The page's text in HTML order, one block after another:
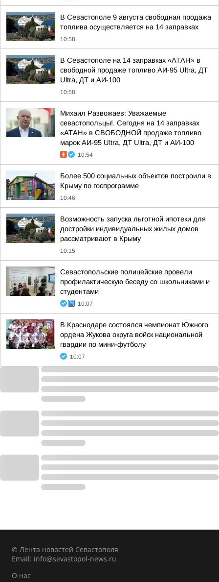
В Севастополе 9 августа свободная продажа
топлива осуществляется на 14 заправках
10:58
В Севастополе на 14 заправках «АТАН» в
свободной продаже топливо АИ-95 Ultra, ДТ
Ultra, ДТ и АИ-100
10:58
Михаил Развожаев: Уважаемые
севастопольцы!. Сегодня на 14 заправках
«АТАН» в СВОБОДНОЙ продаже топливо
марок АИ-95 Ultra, ДТ Ultra, ДТ и АИ-100
10:54
Более 500 социальных объектов построили в
Крыму по госпрограмме
10:46
Возможность запуска льготной ипотеки для
достройки индивидуальных жилых домов
рассматривают в Крыму
10:15
Севастопольские полицейские провели
профилактическую беседу со школьниками и
студентами
10:07
В Краснодаре состоялся чемпионат Южного
ордена Жукова округа войск национальной
гвардии по мини-футболу
10:07
© Лента новостей Севастополя
Email: info@sevastopol-news.ru
О нас